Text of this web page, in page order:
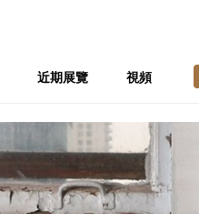
近期展覽 視頻